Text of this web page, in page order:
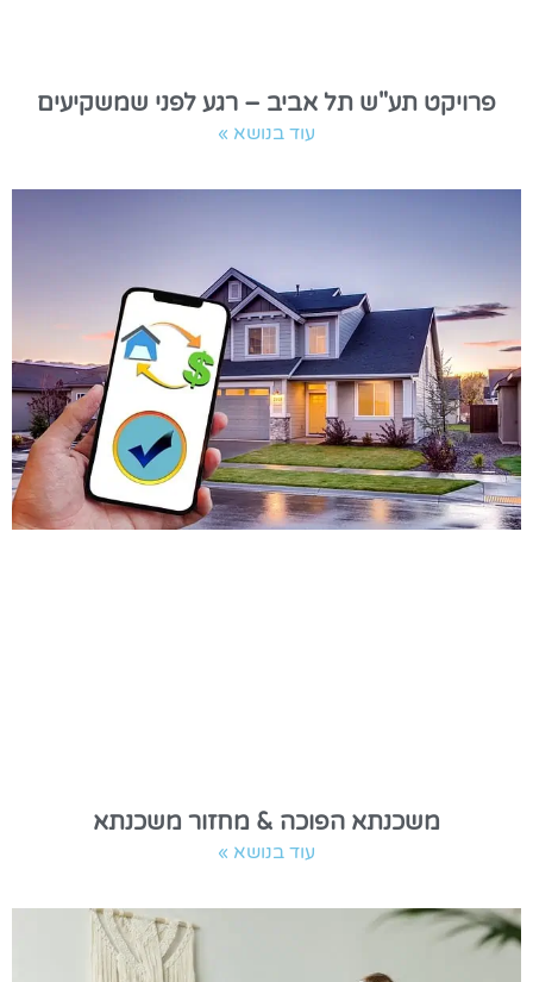
פרויקט תע"ש תל אביב – רגע לפני שמשקיעים
עוד בנושא »
משכנתא הפוכה & מחזור משכנתא
עוד בנושא »